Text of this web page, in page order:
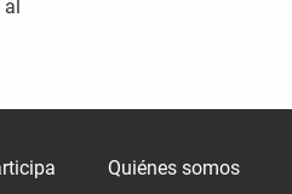
al
Quiénes somos